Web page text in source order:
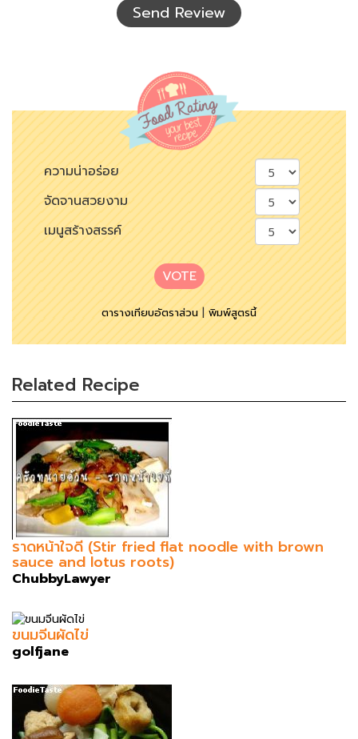
Send Review
ความน่าอร่อย
จัดจานสวยงาม
เมนูสร้างสรรค์
VOTE
ตารางเทียบอัตราส่วน|พิมพ์สูตรนี้
Related Recipe
ราดหน้าใจดี (Stir fried flat noodle with brown
sauce and lotus roots)
ChubbyLawyer
ขนมจีนผัดไข่
golfjane